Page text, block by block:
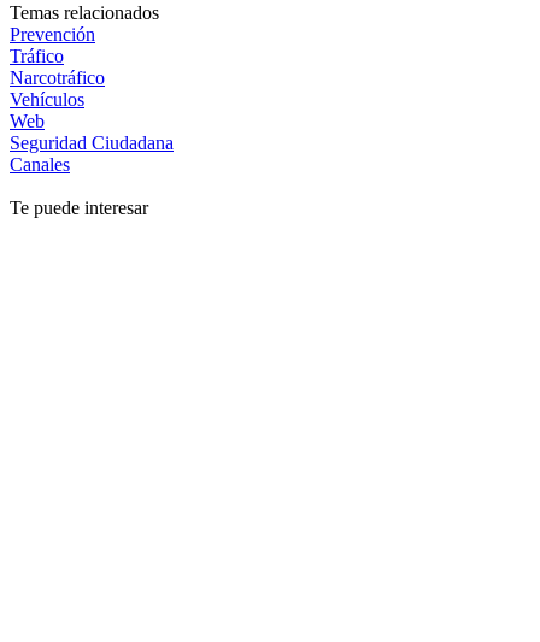
Temas relacionados
Prevención
Tráfico
Narcotráfico
Vehículos
Web
Seguridad Ciudadana
Canales
Te puede interesar